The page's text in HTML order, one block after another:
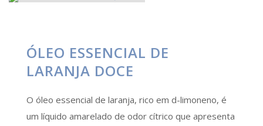
ÓLEO ESSENCIAL DE
LARANJA DOCE
O óleo essencial de laranja, rico em d-limoneno, é
um líquido amarelado de odor cítrico que apresenta